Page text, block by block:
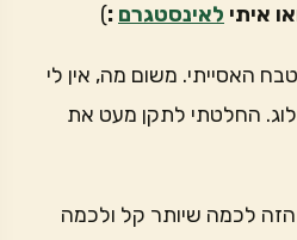
איתי לאינסטגרם :
)
האסייתי. משום מה, אין לי
החלטתי לתקן מעט את
לכמה שיותר קל ולכמה